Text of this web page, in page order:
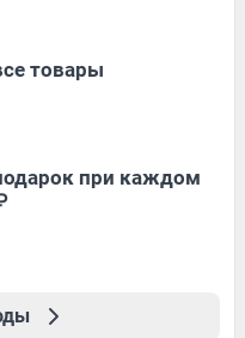
товары
при каждом